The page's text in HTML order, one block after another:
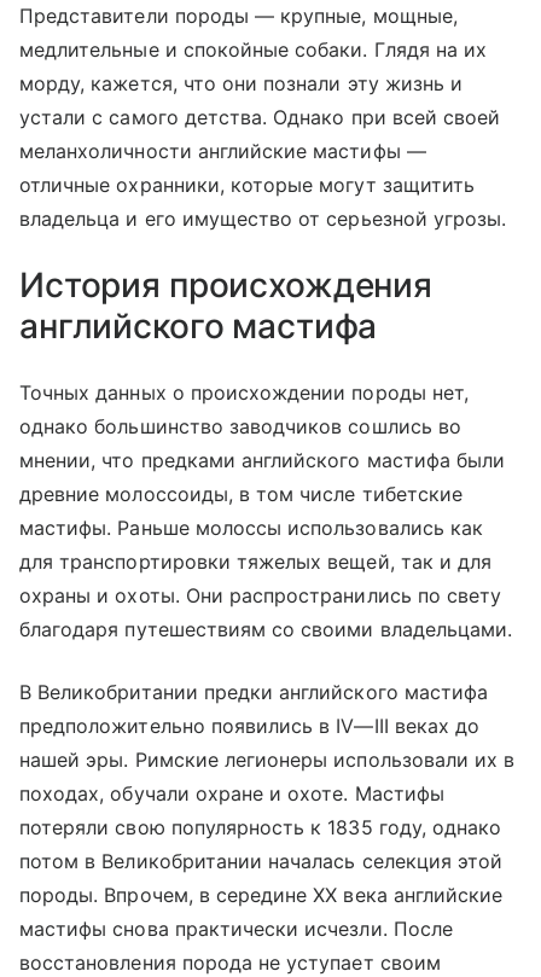
Представители породы — крупные, мощные,
медлительные и спокойные собаки. Глядя на их
морду, кажется, что они познали эту жизнь и
устали с самого детства. Однако при всей своей
меланхоличности английские мастифы —
отличные охранники, которые могут защитить
владельца и его имущество от серьезной угрозы.
История происхождения
английского мастифа
Точных данных о происхождении породы нет,
однако большинство заводчиков сошлись во
мнении, что предками английского мастифа были
древние молоссоиды, в том числе тибетские
мастифы. Раньше молоссы использовались как
для транспортировки тяжелых вещей, так и для
охраны и охоты. Они распространились по свету
благодаря путешествиям со своими владельцами.
В Великобритании предки английского мастифа
предположительно появились в IV—III веках до
нашей эры. Римские легионеры использовали их в
походах, обучали охране и охоте. Мастифы
потеряли свою популярность к 1835 году, однако
потом в Великобритании началась селекция этой
породы. Впрочем, в середине XX века английские
мастифы снова практически исчезли. После
восстановления порода не уступает своим